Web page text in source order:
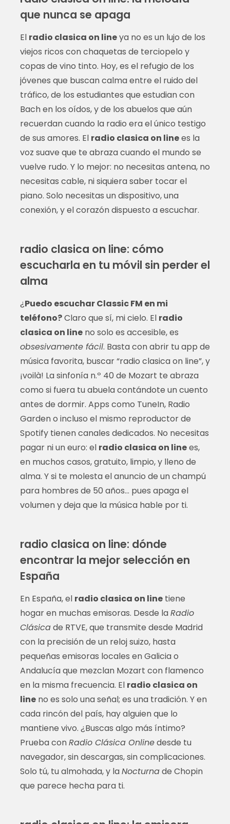
que nunca se apaga
El radio clasica on lineya no es un lujo de los
viejos ricos con chaquetas de terciopelo y
copas de vino tinto. Hoy, es el refugio de los
jóvenes que buscan calma entre el ruido del
tráfico, de los estudiantes que estudian con
Bach en los oídos, y de los abuelos que aún
recuerdan cuando la radio era el único testigo
de sus amores. El radio clasica on linees la
voz suave que te abraza cuando el mundo se
vuelve rudo. Y lo mejor: no necesitas antena, no
necesitas cable, ni siquiera saber tocar el
piano. Solo necesitas un dispositivo, una
conexión, y el corazón dispuesto a escuchar.
radio clasica on line: cómo
escucharla en tu móvil sin perder el
alma
¿Puedo escuchar Classic FM en mi
teléfono?Claro que sí, mi cielo. El radio
clasica on lineno solo es accesible, es
obsesivamente fácil. Basta con abrir tu app de
música favorita, buscar “radio clasica on line”, y
¡voilà! La sinfonía n.º 40 de Mozart te abraza
como si fuera tu abuela contándote un cuento
antes de dormir. Apps como TuneIn, Radio
Garden o incluso el mismo reproductor de
Spotify tienen canales dedicados. No necesitas
pagar ni un euro: el radio clasica on linees,
en muchos casos, gratuito, limpio, y lleno de
alma. Y si te molesta el anuncio de un champú
para hombres de 50 años… pues apaga el
volumen y deja que la música hable por ti.
radio clasica on line: dónde
encontrar la mejor selección en
España
En España, el radio clasica on linetiene
hogar en muchas emisoras. Desde laRadio
Clásicade RTVE, que transmite desde Madrid
con la precisión de un reloj suizo, hasta
pequeñas emisoras locales en Galicia o
Andalucía que mezclan Mozart con flamenco
en la misma frecuencia. El radio clasica on
lineno es solo una señal; es una tradición. Y en
cada rincón del país, hay alguien que lo
mantiene vivo. ¿Buscas algo más íntimo?
Prueba conRadio Clásica Onlinedesde tu
navegador, sin descargas, sin complicaciones.
Solo tú, tu almohada, y laNocturnade Chopin
que parece hecha para ti.